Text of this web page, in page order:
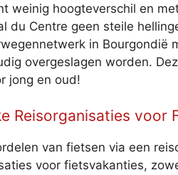
weinig hoogteverschil en
du Centre geen steile
in Bourgondië
overgeslagen worden.
jong en oud!
Reisorganisaties voor
van fietsen via een
voor fietsvakanties,